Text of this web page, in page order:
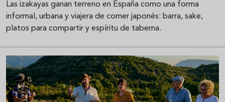
Las izakayas ganan terreno en España como una forma
informal, urbana y viajera de comer japonés: barra, sake,
platos para compartir y espíritu de taberna.